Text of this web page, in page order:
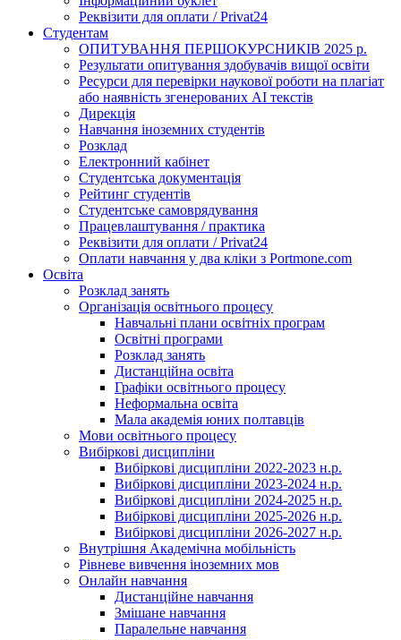
Реквізити для оплати / Privat24
Студентам
ОПИТУВАННЯ ПЕРШОКУРСНИКІВ 2025 р.
Результати опитування здобувачів вищої освіти
Ресурси для перевірки наукової роботи на плагіат
або наявність згенерованих АІ текстів
Дирекція
Навчання іноземних студентів
Розклад
Електронний кабінет
Студентська документація
Рейтинг студентів
Студентське самоврядування
Працевлаштування / практика
Реквізити для оплати / Privat24
Оплати навчання у два кліки з Portmone.com
Освіта
Розклад занять
Організація освітнього процесу
Навчальні плани освітніх програм
Освітні програми
Розклад занять
Дистанційна освіта
Графіки освітнього процесу
Неформальна освіта
Мала академія юних полтавців
Мови освітнього процесу
Вибіркові дисципліни
Вибіркові дисципліни 2022-2023 н.р.
Вибіркові дисципліни 2023-2024 н.р.
Вибіркові дисципліни 2024-2025 н.р.
Вибіркові дисципліни 2025-2026 н.р.
Вибіркові дисципліни 2026-2027 н.р.
Внутрішня Академічна мобільність
Рівневе вивчення іноземних мов
Онлайн навчання
Дистанційне навчання
Змішане навчання
Паралельне навчання